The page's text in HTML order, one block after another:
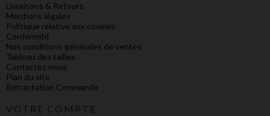
Livraisons & Retours
Mentions légales
Politique relative aux cookies
Conformité
Nos conditions générales de ventes
Tableau des tailles
Contactez-nous
Plan du site
Rétractation Commande
VOTRE COMPTE